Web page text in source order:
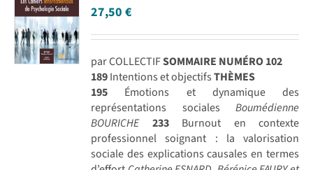
27,50€
par COLLECTIFSOMMAIRE NUMÉRO 102
189Intentions et objectifsTHÈMES
195 Émotions et dynamique des
représentations sociales Boumédienne
BOURICHE
233Burnout en contexte
professionnel soignant : la valorisation
sociale des explications causales en termes